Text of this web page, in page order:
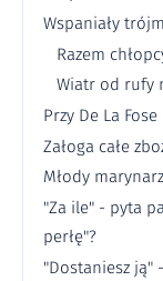
Wspaniały
Razem
Wiatr od rufy
Przy De La
Załoga całe
Młody
"Za ile" - pyta
perłę"?
"Dostaniesz ją"